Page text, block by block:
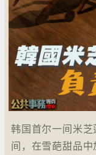
韩国首尔一间米
间，在雪葩甜品